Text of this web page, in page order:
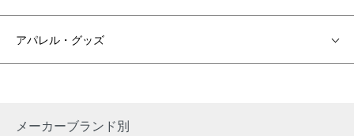
アパレル・グッズ
メーカーブランド別